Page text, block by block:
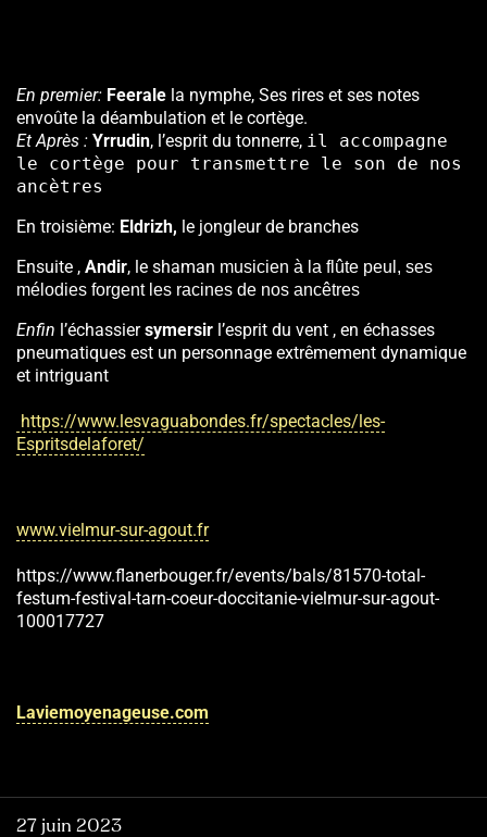
En premier: Feerale la nymphe, Ses rires et ses notes
envoûte la déambulation et le cortège.
Et Après : Yrrudin, l’esprit du tonnerre, il accompagne
le cortège pour transmettre le son de nos
ancètres
En troisième: Eldrizh, le jongleur de branches
Ensuite , Andir, le shaman musicien à la flûte peul, ses
mélodies forgent les racines de nos ancêtres
Enfin l’échassiersymersir l’esprit du vent , en échasses
pneumatiques est un personnage extrêmement dynamique
et intriguant
https://www.lesvaguabondes.fr/spectacles/les-
Espritsdelaforet/
www.vielmur-sur-agout.fr
https://www.flanerbouger.fr/events/bals/81570-total-
festum-festival-tarn-coeur-doccitanie-vielmur-sur-agout-
100017727
Laviemoyenageuse.com
27 juin 2023